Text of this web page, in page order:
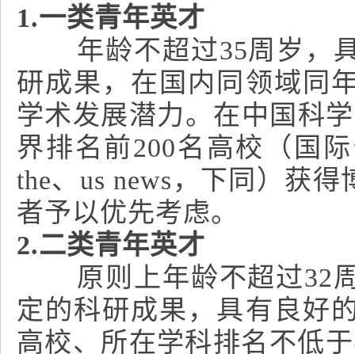
1.一类青年英才
年龄不超过35周岁，具
研成果，在国内同领域同
学术发展潜力。在中国科
界排名前200名高校（国
the、us news，下同）获
者予以优先考虑。
2.二类青年英才
原则上年龄不超过32周
定的科研成果，具有良好
高校、所在学科排名不低